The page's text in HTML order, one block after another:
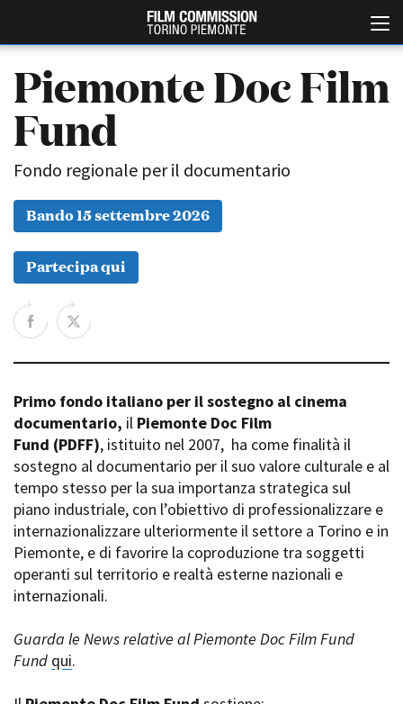
Chi siamo
Storia della Fondazione
Partner
Rete regionale
Bilancio sociale
Amministrazione
trasparente
Bandi e gare
Sostenibilità ambientale
SERVIZI
Servizi generali
Spazi nella sede FCTP
Sala Casting
Sala Paolo Tenna
Guarda che storia!
La Grazia - Immagini e
location della Torino di Paolo
Sorrentino
Open Day
Ciak in TOur!
FESTIVAL, MARKETS,
AWARDS
International Film Festival
Festival de Cannes
Piemonte Doc Film
Fund
Fondo regionale per il documentario
Bando 15 settembre 2026
Partecipa qui
Primo fondo italiano per il sostegno al cinema
documentario, il Piemonte Doc Film
Fund (PDFF), istituito nel 2007, ha come finalità il
sostegno al documentario per il suo valore culturale e al
tempo stesso per la sua importanza strategica sul
piano industriale, con l’obiettivo di professionalizzare e
internazionalizzare ulteriormente il settore a Torino e in
Piemonte, e di favorire la coproduzione tra soggetti
operanti sul territorio e realtà esterne nazionali e
internazionali.
Guarda le News relative al Piemonte Doc Film Fund
Fund qui.